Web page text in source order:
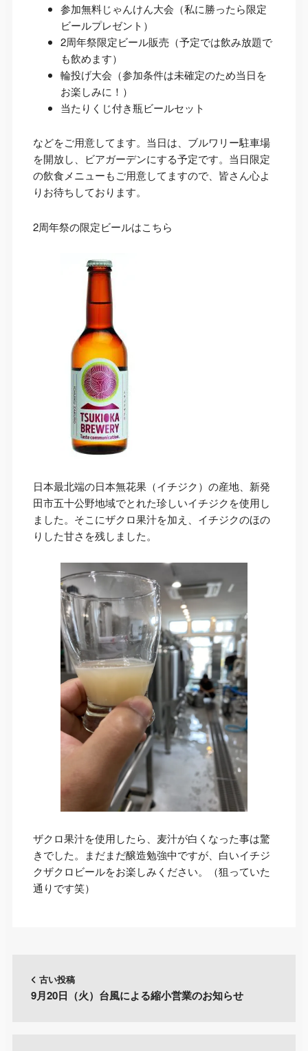
参加無料じゃんけん大会（私に勝ったら限定
ビールプレゼント）
2周年祭限定ビール販売（予定では飲み放題で
も飲めます）
輪投げ大会（参加条件は未確定のため当日を
お楽しみに！）
当たりくじ付き瓶ビールセット
などをご用意してます。当日は、ブルワリー駐車場
を開放し、ビアガーデンにする予定です。当日限定
の飲食メニューもご用意してますので、皆さん心よ
りお待ちしております。
2周年祭の限定ビールはこちら
日本最北端の日本無花果（イチジク）の産地、新発
田市五十公野地域でとれた珍しいイチジクを使用し
ました。そこにザクロ果汁を加え、イチジクのほの
りした甘さを残しました。
ザクロ果汁を使用したら、麦汁が白くなった事は驚
きでした。まだまだ醸造勉強中ですが、白いイチジ
クザクロビールをお楽しみください。（狙っていた
通りです笑）
古い投稿
9月20日（火）台風による縮小営業のお知らせ